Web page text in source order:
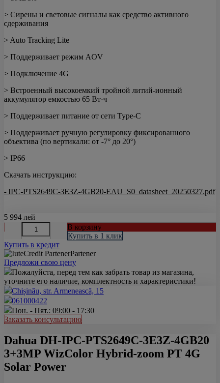
> Сирены и световые сигналы как средство активного
сдерживания
> Auto Tracking Lite
> Поддерживает режим AOV
> Подключение 4G
> Встроенный высокоемкий тройной литий-ионный
аккумулятор емкостью 65 Вт·ч
> Поддерживает питание от сети Type-C
> Поддерживает ручную регулировку фиксированного
объектива (по вертикали: от -7° до 20°)
> IP66
Скачать инструкцию:
- IPC-PTS2649C-3E3Z-4GB20-EAU_S0_datasheet_20250327.pdf
5 994 лей
В корзину
Купить в 1 клик
Купить в кредит
Partener
Предложи свою цену
Пожалуйста, перед тем как забрать товар из магазина,
уточните его наличие, комплектность и характеристики!
Chișinău, str. Armenească, 15
061000422
Пон. - Пят.: 09:00 - 17:30
Заказать консультацию
Dahua DH-IPC-PTS2649C-3E3Z-4GB20
3+3MP WizColor Hybrid-zoom PT 4G
Solar Power